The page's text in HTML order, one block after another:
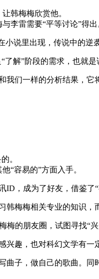
韩梅梅欣赏他。
李雷需要“平等讨论”得出
小说里出现，传说中的
“了解”阶段的需求，也就
们一样的分析结果，它
。
“容易的”方面入手。
ID，成为了好友，借鉴
梅梅相关专业的知识，
梅的朋友圈，试图寻找“
趣，也对科幻文学有一
子，做自己的歌曲。